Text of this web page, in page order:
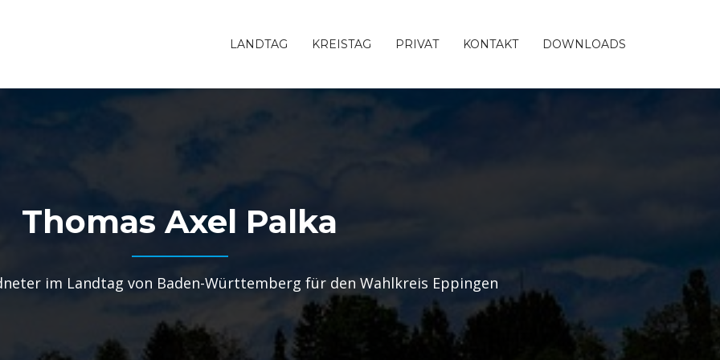
LANDTAG KREISTAG PRIVAT KONTAKT DOWNLOADS
Thomas Axel Palka
im Landtag von Baden-Württemberg für den Wahlkreis Eppingen